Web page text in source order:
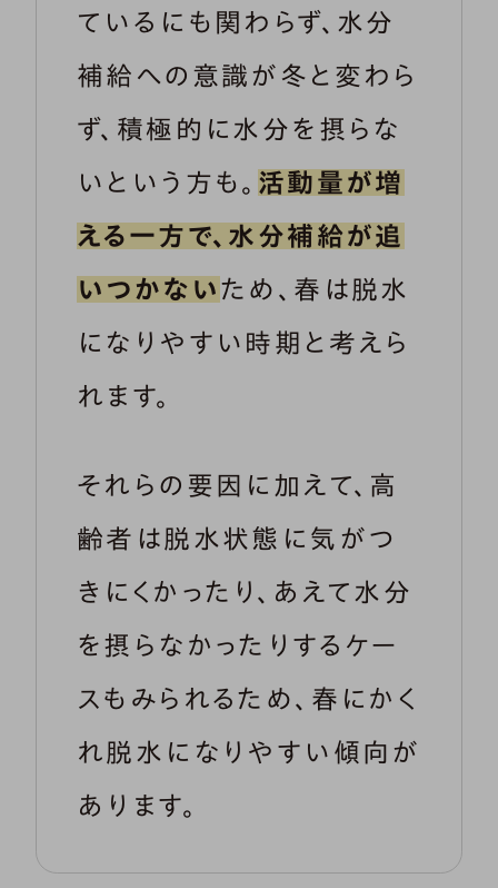
ているにも関わらず、水分
補給への意識が冬と変わら
ず、積極的に水分を摂らな
いという方も。 活動量が増
える一方で、水分補給が追
いつかない ため、春は脱水
になりやすい時期と考えら
れます。
それらの要因に加えて、高
齢者は脱水状態に気がつ
きにくかったり、あえて水分
を摂らなかったりするケー
スもみられるため、春にかく
れ脱水になりやすい傾向が
あります。